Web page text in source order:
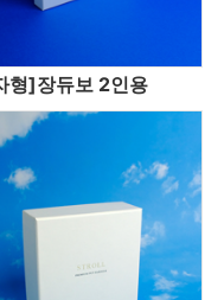
형]장듀보 2인용